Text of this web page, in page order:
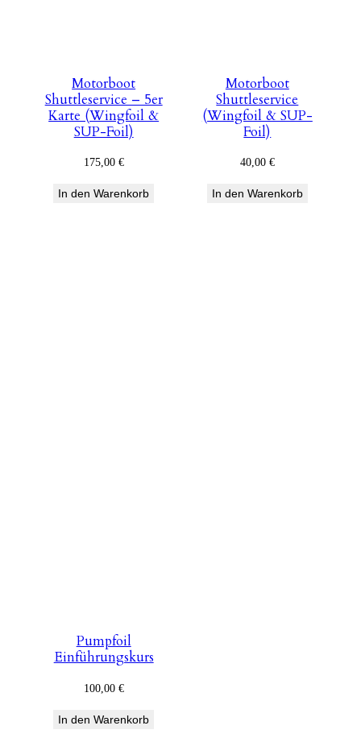
Motorboot
Shuttleservice – 5er
Karte (Wingfoil &
SUP-Foil)
175,00 €
In den Warenkorb
Motorboot
Shuttleservice
(Wingfoil & SUP-
Foil)
40,00 €
In den Warenkorb
Pumpfoil
Einführungskurs
100,00 €
In den Warenkorb